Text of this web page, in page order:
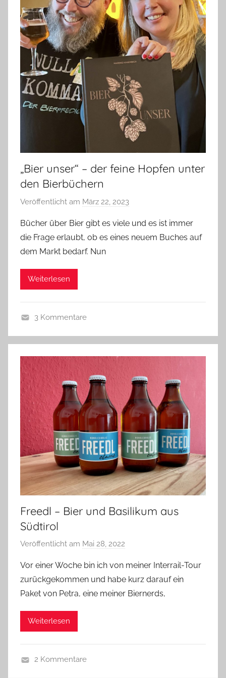
„Bier unser“ – der feine Hopfen unter
den Bierbüchern
Veröffentlicht am März 22, 2023
n
b
i
g
r
Bücher über Bier gibt es viele und es ist immer
die Frage erlaubt, ob es eines neuem Buches auf
dem Markt bedarf. Nun
Weiterlesen
l
l
g
e
m
e
n
3 Kommentare
Freedl – Bier und Basilikum aus
Südtirol
Veröffentlicht am Mai 28, 2022
n
b
Vor einer Woche bin ich von meiner Interrail-Tour
zurückgekommen und habe kurz darauf ein
Paket von Petra, eine meiner Biernerds,
Weiterlesen
2 Kommentare